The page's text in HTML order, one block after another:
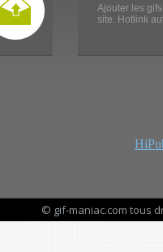
Ajouter les
site. Hotlink
© gif-maniac.com tous